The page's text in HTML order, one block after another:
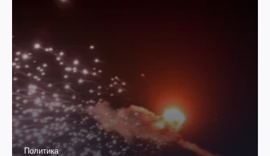
Политика